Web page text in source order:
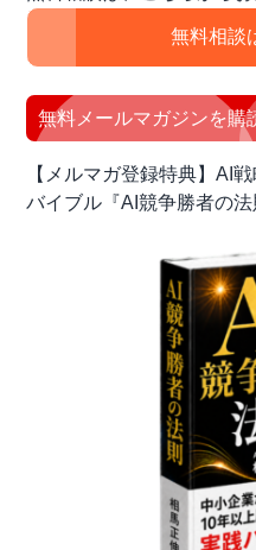
バ
ー
無料相談
無料メールマガジンを購
【メルマガ登録特典】AI
バイブル『AI競争勝者の法